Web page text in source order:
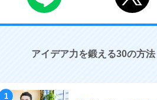
アイデア力を鍛える30の方法